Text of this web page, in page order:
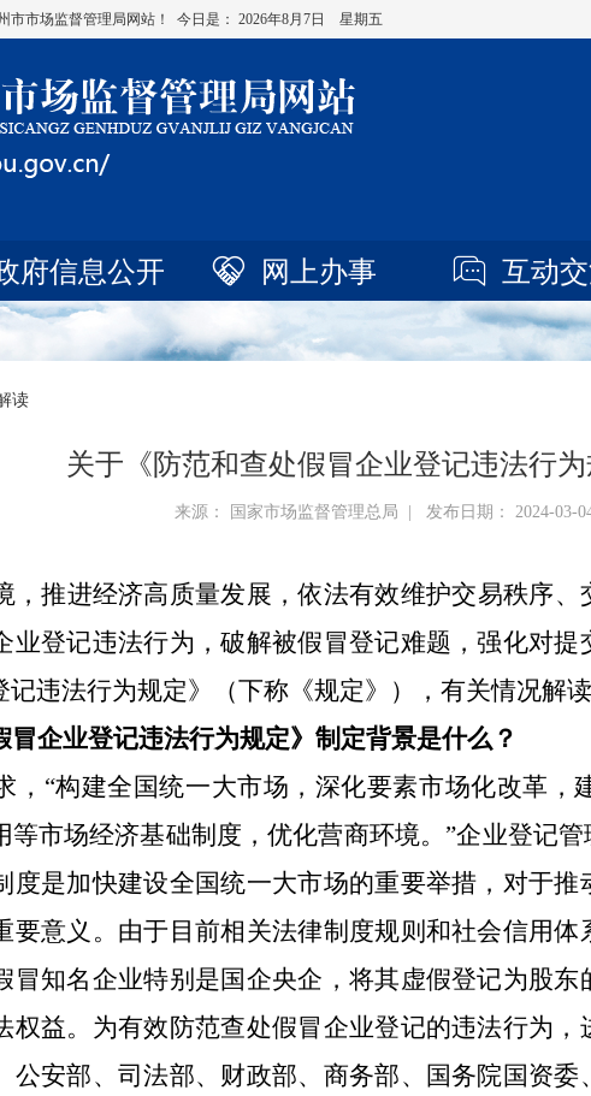
市市场监督管理局网站！ 今日是： 2026年8月7日 星期五
府信息公开 网上办事 互动
读
关于《防范和查处假冒企业登记违法行
来源： 国家市场监督管理总局 | 发布日期： 2024-03-
，推进经济高质量发展，依法有效维护交易秩序
业登记违法行为，破解被假冒登记难题，强化对
记违法行为规定》（下称《规定》），有关情况解读
冒企业登记违法行为规定》制定背景是什么？
，“构建全国统一大市场，深化要素市场化改革
等市场经济基础制度，优化营商环境。”企业登记
度是加快建设全国统一大市场的重要举措，对于
要意义。由于目前相关法律制度规则和社会信用
冒知名企业特别是国企央企，将其虚假登记为股
权益。为有效防范查处假冒企业登记的违法行为
公安部、司法部、财政部、商务部、国务院国资